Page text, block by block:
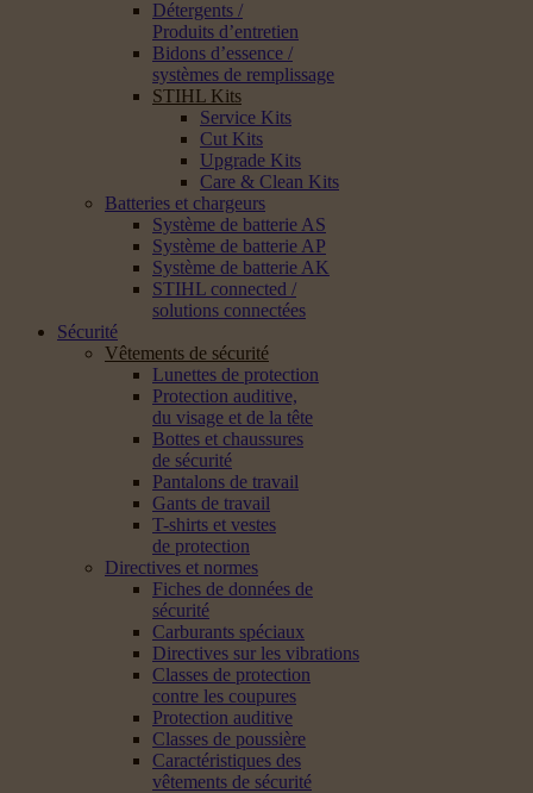
Détergents /
Produits d’entretien
Bidons d’essence /
systèmes de remplissage
STIHL Kits
Service Kits
Cut Kits
Upgrade Kits
Care & Clean Kits
Batteries et chargeurs
Système de batterie AS
Système de batterie AP
Système de batterie AK
STIHL connected /
solutions connectées
Sécurité
Vêtements de sécurité
Lunettes de protection
Protection auditive,
du visage et de la tête
Bottes et chaussures
de sécurité
Pantalons de travail
Gants de travail
T-shirts et vestes
de protection
Directives et normes
Fiches de données de
sécurité
Carburants spéciaux
Directives sur les vibrations
Classes de protection
contre les coupures
Protection auditive
Classes de poussière
Caractéristiques des
vêtements de sécurité